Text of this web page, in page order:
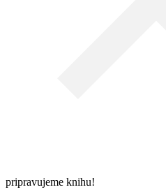
pripravujeme knihu!